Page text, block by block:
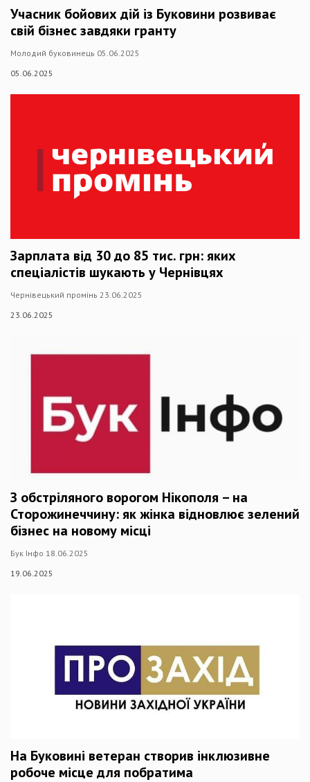
Учасник бойових дій із Буковини розвиває
свій бізнес завдяки гранту
Молодий буковинець 05.06.2025
05.06.2025
Зарплата від 30 до 85 тис. грн: яких
спеціалістів шукають у Чернівцях
Чернівецький промінь 23.06.2025
23.06.2025
З обстріляного ворогом Нікополя – на
Сторожинеччину: як жінка відновлює зелений
бізнес на новому місці
Бук Інфо 18.06.2025
19.06.2025
На Буковині ветеран створив інклюзивне
робоче місце для побратима